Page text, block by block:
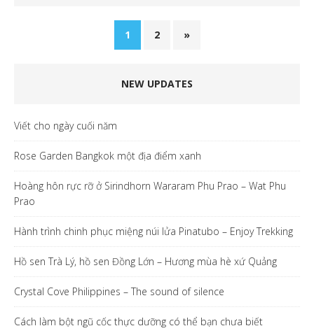
1 2 »
NEW UPDATES
Viết cho ngày cuối năm
Rose Garden Bangkok một địa điểm xanh
Hoàng hôn rực rỡ ở Sirindhorn Wararam Phu Prao – Wat Phu
Prao
Hành trình chinh phục miệng núi lửa Pinatubo – Enjoy Trekking
Hồ sen Trà Lý, hồ sen Đồng Lớn – Hương mùa hè xứ Quảng
Crystal Cove Philippines – The sound of silence
Cách làm bột ngũ cốc thực dưỡng có thể bạn chưa biết